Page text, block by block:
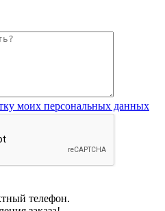
моих персональных данных
телефон.